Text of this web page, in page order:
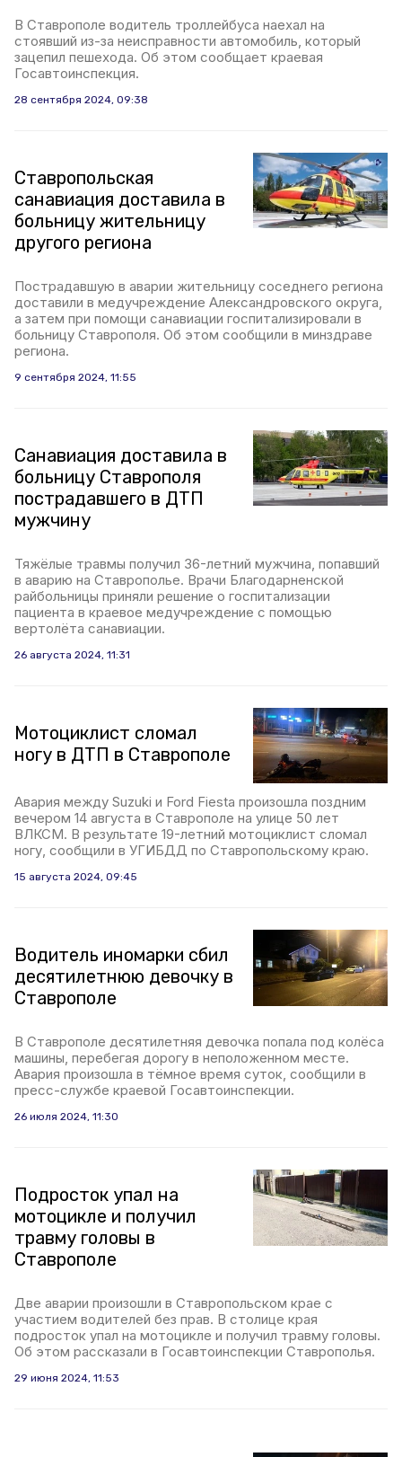
В Ставрополе водитель троллейбуса наехал на
стоявший из-за неисправности автомобиль, который
зацепил пешехода. Об этом сообщает краевая
Госавтоинспекция.
28 сентября 2024, 09:38
Ставропольская
санавиация доставила в
больницу жительницу
другого региона
Пострадавшую в аварии жительницу соседнего региона
доставили в медучреждение Александровского округа,
а затем при помощи санавиации госпитализировали в
больницу Ставрополя. Об этом сообщили в минздраве
региона.
9 сентября 2024, 11:55
Санавиация доставила в
больницу Ставрополя
пострадавшего в ДТП
мужчину
Тяжёлые травмы получил 36-летний мужчина, попавший
в аварию на Ставрополье. Врачи Благодарненской
райбольницы приняли решение о госпитализации
пациента в краевое медучреждение с помощью
вертолёта санавиации.
26 августа 2024, 11:31
Мотоциклист сломал
ногу в ДТП в Ставрополе
Авария между Suzuki и Ford Fiesta произошла поздним
вечером 14 августа в Ставрополе на улице 50 лет
ВЛКСМ. В результате 19-летний мотоциклист сломал
ногу, сообщили в УГИБДД по Ставропольскому краю.
15 августа 2024, 09:45
Водитель иномарки сбил
десятилетнюю девочку в
Ставрополе
В Ставрополе десятилетняя девочка попала под колёса
машины, перебегая дорогу в неположенном месте.
Авария произошла в тёмное время суток, сообщили в
пресс-службе краевой Госавтоинспекции.
26 июля 2024, 11:30
Подросток упал на
мотоцикле и получил
травму головы в
Ставрополе
Две аварии произошли в Ставропольском крае с
участием водителей без прав. В столице края
подросток упал на мотоцикле и получил травму головы.
Об этом рассказали в Госавтоинспекции Ставрополья.
29 июня 2024, 11:53